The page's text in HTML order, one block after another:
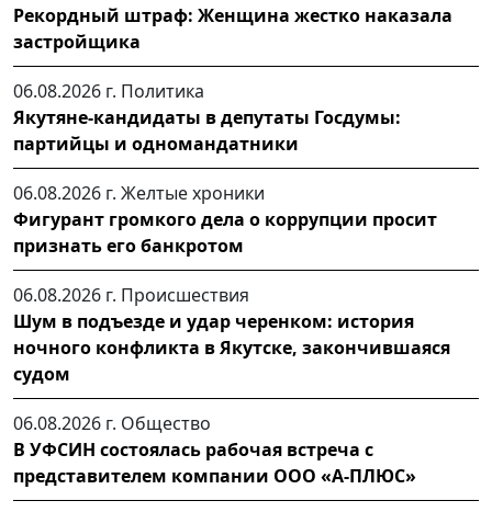
Рекордный штраф: Женщина жестко наказала
застройщика
06.08.2026 г. Политика
Якутяне-кандидаты в депутаты Госдумы:
партийцы и одномандатники
06.08.2026 г. Желтые хроники
Фигурант громкого дела о коррупции просит
признать его банкротом
06.08.2026 г. Происшествия
Шум в подъезде и удар черенком: история
ночного конфликта в Якутске, закончившаяся
судом
06.08.2026 г. Общество
В УФСИН состоялась рабочая встреча с
представителем компании ООО «А-ПЛЮС»